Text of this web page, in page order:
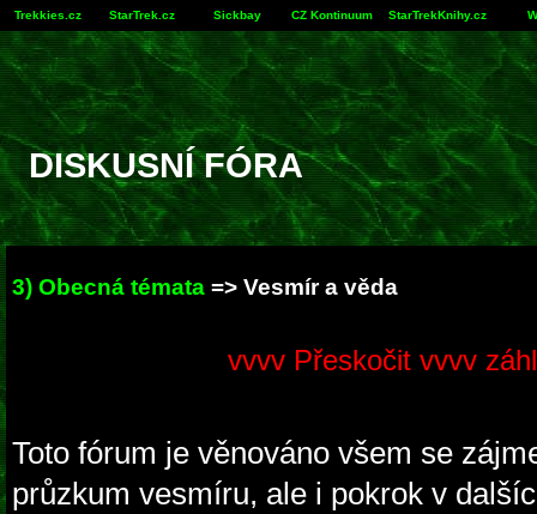
Trekkies.cz StarTrek.cz Sickbay CZ Kontinuum StarTrekKnihy.cz
DISKUSNÍ FÓRA
3) Obecná témata => Vesmír a věda
vvvv Přeskočit vvvv
Toto fórum je věnováno všem se
průzkum vesmíru, ale i pokrok v